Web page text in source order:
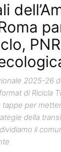
2025-26
di Ricicla
per
della
il